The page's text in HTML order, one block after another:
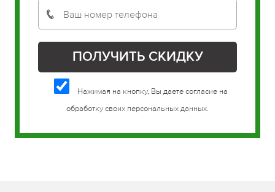
Нажимая на кнопку, Вы даете согласие на
обработку своих персональных данных.